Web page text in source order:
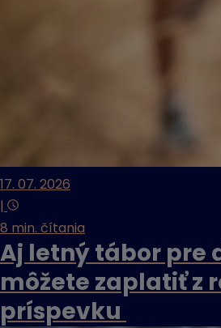
17. 07. 2026
|
8 min. čítania
Aj letný tábor pre
môžete zaplatiť z
príspevku